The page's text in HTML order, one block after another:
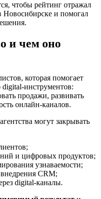
чтобы рейтинг отражал
Новосибирске и помогал
и чем оно
которая помогает
инструментов:
продажи, развивать
онлайн-каналов.
могут закрывать
и цифровых продуктов;
узнаваемости;
CRM;
digital-каналы.